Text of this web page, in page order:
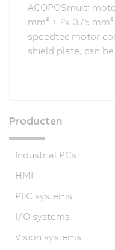
ACOPOSmulti
mm² + 2x 0.75
speedtec motor
shield plate, can
Producten
Industrial PCs
HMI
PLC systems
I/O systems
Vision systems